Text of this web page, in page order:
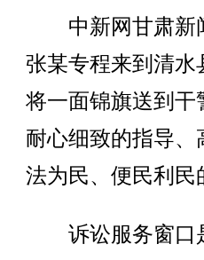
中新网甘肃新
张某专程来到清水
将一面锦旗送到干
耐心细致的指导
法为民、便民利民
诉讼服务窗口